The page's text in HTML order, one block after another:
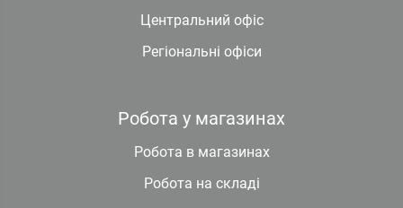
Центральний офіс
Регіональні офіси
Робота у магазинах
Робота в магазинах
Робота на складі